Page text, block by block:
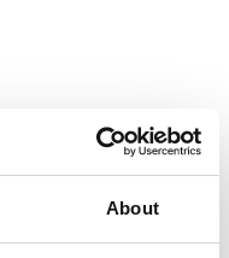
About